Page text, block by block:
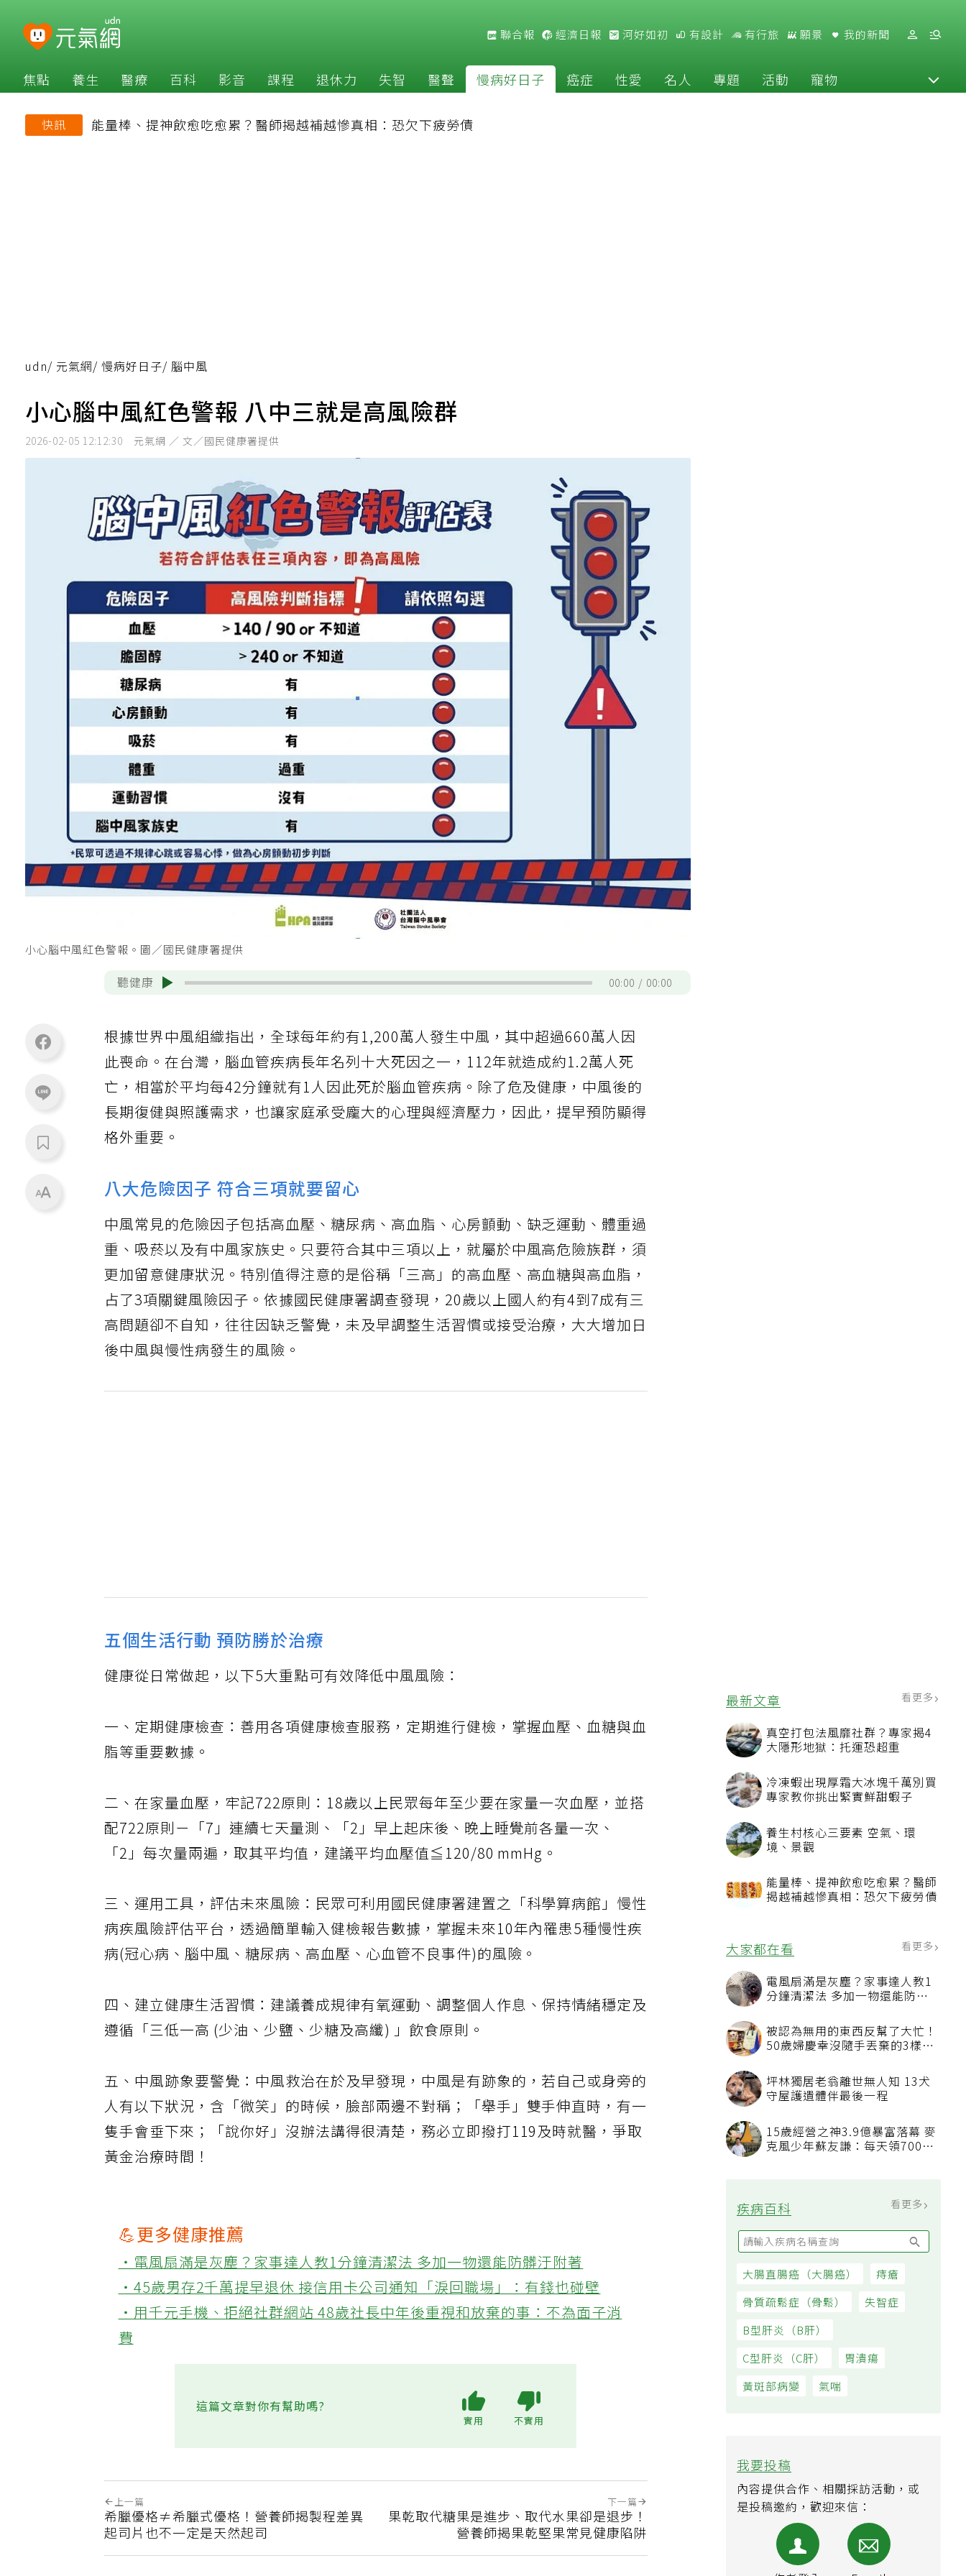
聯合報 經濟日報 河好如初 有設計 有行旅 願景 我的新聞
焦點 養生 醫療 百科 影音 課程 退休力 失智 醫聲 慢病好日子 癌症 性愛 名人 專題 活動 寵物
快訊 能量棒、提神飲愈吃愈累？醫師揭越補越慘真相：恐欠下疲勞債
最新文章 看更多
真空打包法風靡社群？專家揭4
大隱形地獄：托運恐超重
冷凍蝦出現厚霜大冰塊千萬別買
專家教你挑出緊實鮮甜蝦子
養生村核心三要素 空氣、環
境、景觀
能量棒、提神飲愈吃愈累？醫師
揭越補越慘真相：恐欠下疲勞債
大家都在看 看更多
電風扇滿是灰塵？家事達人教1
分鐘清潔法 多加一物還能防髒
被認為無用的東西反幫了大忙！
50歲婦慶幸沒隨手丟棄的3樣物
坪林獨居老翁離世無人知 13犬
守屋護遺體伴最後一程
15歲經營之神3.9億暴富落幕 麥
克風少年蘇友謙：每天領700元
疾病百科
我要投稿
內容提供合作、相關採訪活動，或
是投稿邀約，歡迎來信：
udn/ 元氣網/ 慢病好日子/ 腦中風
小心腦中風紅色警報 八中三就是高風險群
2026-02-05 12:12:30 元氣網 ／ 文／國民健康署提供
小心腦中風紅色警報。圖／國民健康署提供
聽健康 00:00 00:00
根據世界中風組織指出，全球每年約有1,200萬人發生中風，其中超過660萬人因
此喪命。在台灣，腦血管疾病長年名列十大死因之一，112年就造成約1.2萬人死
亡，相當於平均每42分鐘就有1人因此死於腦血管疾病。除了危及健康，中風後的
長期復健與照護需求，也讓家庭承受龐大的心理與經濟壓力，因此，提早預防顯得
格外重要。
八大危險因子 符合三項就要留心
中風常見的危險因子包括高血壓、糖尿病、高血脂、心房顫動、缺乏運動、體重過
重、吸菸以及有中風家族史。只要符合其中三項以上，就屬於中風高危險族群，須
更加留意健康狀況。特別值得注意的是俗稱「三高」的高血壓、高血糖與高血脂，
占了3項關鍵風險因子。依據國民健康署調查發現，20歲以上國人約有4到7成有三
高問題卻不自知，往往因缺乏警覺，未及早調整生活習慣或接受治療，大大增加日
後中風與慢性病發生的風險。
五個生活行動 預防勝於治療
健康從日常做起，以下5大重點可有效降低中風風險：
一、定期健康檢查：善用各項健康檢查服務，定期進行健檢，掌握血壓、血糖與血
脂等重要數據。
二、在家量血壓，牢記722原則：18歲以上民眾每年至少要在家量一次血壓，並搭
配722原則－「7」連續七天量測、「2」早上起床後、晚上睡覺前各量一次、
「2」每次量兩遍，取其平均值，建議平均血壓值≦120/80 mmHg。
三、運用工具，評估未來風險：民眾可利用國民健康署建置之「科學算病館」慢性
病疾風險評估平台，透過簡單輸入健檢報告數據，掌握未來10年內罹患5種慢性疾
病(冠心病、腦中風、糖尿病、高血壓、心血管不良事件)的風險。
四、建立健康生活習慣：建議養成規律有氧運動、調整個人作息、保持情緒穩定及
遵循「三低一高 (少油、少鹽、少糖及高纖) 」飲食原則。
五、中風跡象要警覺：中風救治在於及早發現，中風是有跡象的，若自己或身旁的
人有以下狀況，含「微笑」的時候，臉部兩邊不對稱；「舉手」雙手伸直時，有一
隻手會垂下來；「說你好」沒辦法講得很清楚，務必立即撥打119及時就醫，爭取
黃金治療時間！
💪更多健康推薦
‧電風扇滿是灰塵？家事達人教1分鐘清潔法 多加一物還能防髒汙附著
‧45歲男存2千萬提早退休 接信用卡公司通知「淚回職場」：有錢也碰壁
‧用千元手機、拒絕社群網站 48歲社長中年後重視和放棄的事：不為面子消
費
上一篇
希臘優格≠希臘式優格！營養師揭製程差異
起司片也不一定是天然起司
下一篇
果乾取代糖果是進步、取代水果卻是退步！
營養師揭果乾堅果常見健康陷阱